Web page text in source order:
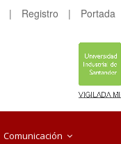
| Registro | Portada
Comunicación